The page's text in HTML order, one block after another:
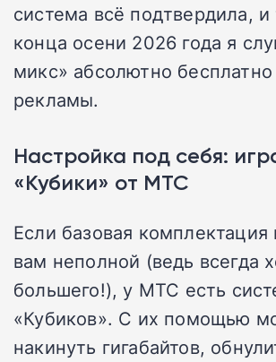
система всё подтвердила, и
конца осени 2026 года я
микс» абсолютно
рекламы.
Настройка под себя:
«Кубики» от МТС
Если базовая комплектация
вам неполной (ведь всегда
большего!), у МТС есть
«Кубиков». С их помощью
накинуть гигабайтов,